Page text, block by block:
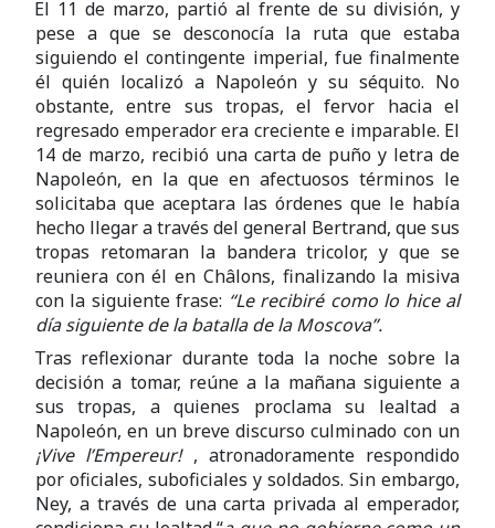
El 11 de marzo, partió al frente de su división, y
pese a que se desconocía la ruta que estaba
siguiendo el contingente imperial, fue finalmente
él quién localizó a Napoleón y su séquito. No
obstante, entre sus tropas, el fervor hacia el
regresado emperador era creciente e imparable. El
14 de marzo, recibió una carta de puño y letra de
Napoleón, en la que en afectuosos términos le
solicitaba que aceptara las órdenes que le había
hecho llegar a través del general Bertrand, que sus
tropas retomaran la bandera tricolor, y que se
reuniera con él en Châlons, finalizando la misiva
con la siguiente frase: “Le recibiré como lo hice al
día siguiente de la batalla de la Moscova”.
Tras reflexionar durante toda la noche sobre la
decisión a tomar, reúne a la mañana siguiente a
sus tropas, a quienes proclama su lealtad a
Napoleón, en un breve discurso culminado con un
¡Vive l’Empereur!, atronadoramente respondido
por oficiales, suboficiales y soldados. Sin embargo,
Ney, a través de una carta privada al emperador,